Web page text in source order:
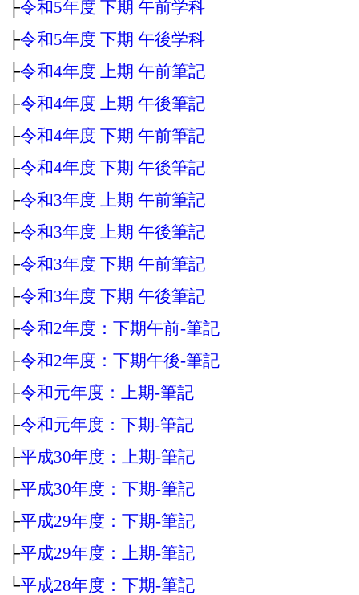
├令和5年度 下期 午前学科
├令和5年度 下期 午後学科
├令和4年度 上期 午前筆記
├令和4年度 上期 午後筆記
├令和4年度 下期 午前筆記
├令和4年度 下期 午後筆記
├令和3年度 上期 午前筆記
├令和3年度 上期 午後筆記
├令和3年度 下期 午前筆記
├令和3年度 下期 午後筆記
├令和2年度：下期午前‐筆記
├令和2年度：下期午後‐筆記
├令和元年度：上期‐筆記
├令和元年度：下期‐筆記
├平成30年度：上期‐筆記
├平成30年度：下期‐筆記
├平成29年度：下期‐筆記
├平成29年度：上期‐筆記
└平成28年度：下期‐筆記